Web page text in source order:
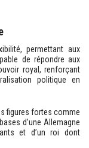
permettant aux
de répondre aux
royal, renforçant
politique en
figures fortes comme
d’une Allemagne
et d’un roi dont